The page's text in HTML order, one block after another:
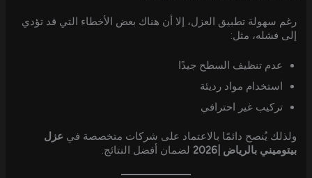
رغم سهولة تطبيق العزل، إلا أن هناك بعض الأخطاء التي قد تؤدي
إلى فشله، مثل:
عدم تنظيف السطح جيدًا
استخدام مواد رديئة
تركيب غير احترافي
ولذلك يُنصح دائمًا بالاعتماد على شركات متخصصة في عزل
بيتوميني بالرياض |2026
لضمان أفضل النتائج.